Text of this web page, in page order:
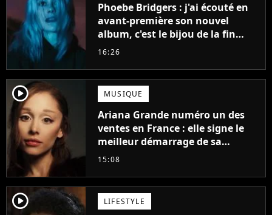
Phoebe Bridgers : j'ai écouté en
avant-première son nouvel
album, c'est le bijou de la fin
d'été
16:26
player2 MUSIQUE
Ariana Grande numéro un des
ventes en France : elle signe le
meilleur démarrage de sa
carrière avec son album Petal
15:08
player2 LIFESTYLE